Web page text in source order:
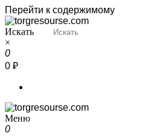
Перейти к содержимому
Torgresourse
Промышленный маркетплейс
Искать
×
0
0 ₽
Torgresourse
Промышленный маркетплейс
Меню
0